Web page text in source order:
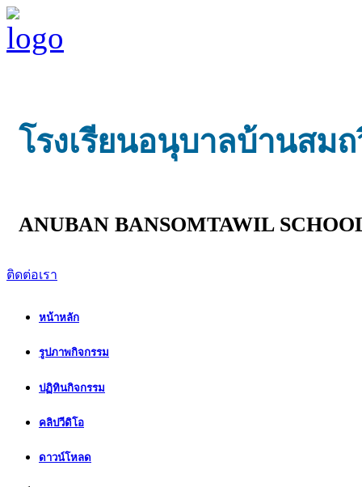
โรงเรียนอนุบาลบ้านสม
ANUBAN BANSOMTAWIL
ติดต่อเรา
หน้าหลัก
รูปภาพกิจกรรม
ปฏิทินกิจกรรม
คลิปวีดิโอ
ดาวน์โหลด